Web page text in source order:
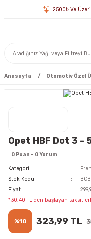
2500₺ Ve
Anasayfa Otomotiv Özel
Opet HBF Dot 3 -
0 Puan - 0 Yorum
Kategori
Stok Kodu
Fiyat
*30,40 TL den başlayan
%10 323,99 TL